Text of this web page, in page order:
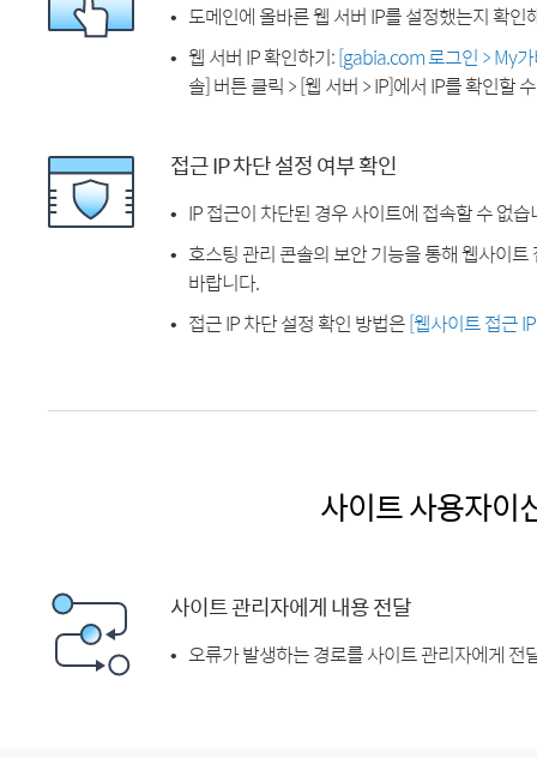
도메인에 올바른 웹 서버 IP를 설정했는지 확인
웹 서버 IP 확인하기:[gabia.com 로그인 > My
솔] 버튼 클릭 > [웹 서버 > IP]에서 IP를 확인할
접근 IP 차단 설정 여부 확인
IP 접근이 차단된 경우 사이트에 접속할 수 없습
호스팅 관리 콘솔의 보안 기능을 통해 웹사이
바랍니다.
접근 IP 차단 설정 확인 방법은[웹사이트 접근
사이트 사용자이
사이트 관리자에게 내용 전달
오류가 발생하는 경로를 사이트 관리자에게 전